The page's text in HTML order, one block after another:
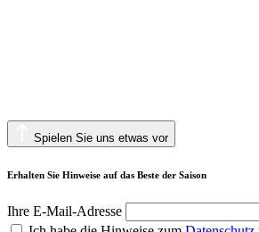
Spielen Sie uns etwas vor
Erhalten Sie Hinweise auf das Beste der Saison
Ihre E-Mail-Adresse